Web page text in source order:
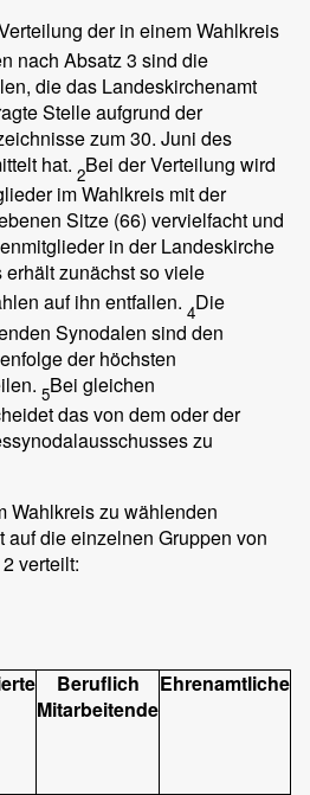
der in einem Wahlkreis
nach Absatz 3 sind die
die das Landeskirchenamt
Stelle aufgrund der
zum 30. Juni des
hat. 2Bei der Verteilung wird
im Wahlkreis mit der
Sitze (66) vervielfacht und
in der Landeskirche
erhält zunächst so viele
auf ihn entfallen. 4Die
Synodalen sind den
der höchsten
5Bei gleichen
das von dem oder der
zu
Wahlkreis zu wählenden
die einzelnen Gruppen von
verteilt:
Beruflich
Mitarbeitende
Ehrenamtliche